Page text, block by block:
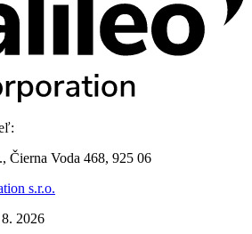
Čierna Voda 468, 925 06
s.r.o.
2026